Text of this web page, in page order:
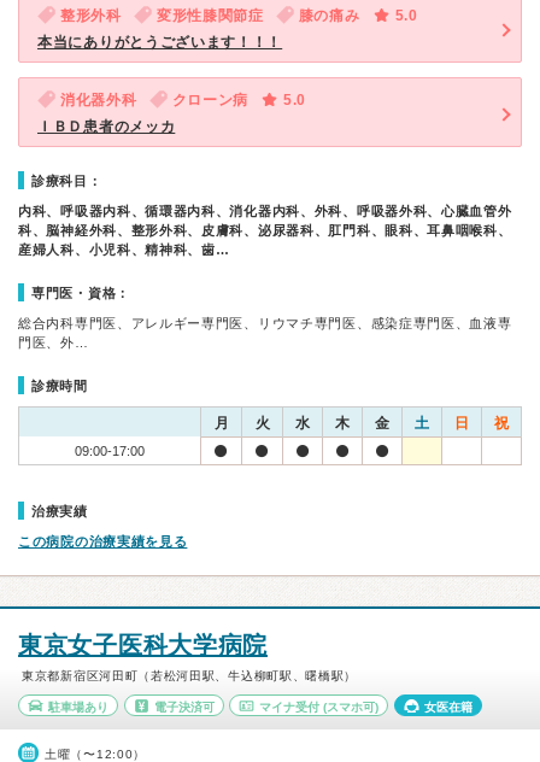
整形外科 変形性膝関節症 膝の痛み
5.0
本当にありがとうございます！！！
消化器外科 クローン病
5.0
ＩＢＤ患者のメッカ
診療科目：
内科、呼吸器内科、循環器内科、消化器内科、外科、呼吸器外科、心臓血管外
科、脳神経外科、整形外科、皮膚科、泌尿器科、肛門科、眼科、耳鼻咽喉科、
産婦人科、小児科、精神科、歯…
専門医・資格：
総合内科専門医、アレルギー専門医、リウマチ専門医、感染症専門医、血液専
門医、外…
診療時間
月 火 水 木 金 土 日 祝
09:00-17:00
治療実績
この病院の治療実績を見る
東京女子医科大学病院
東京都新宿区河田町（若松河田駅、牛込柳町駅、曙橋駅）
駐車場あり 電子決済可 マイナ受付 (スマホ可) 女医在籍
土曜（〜12:00）